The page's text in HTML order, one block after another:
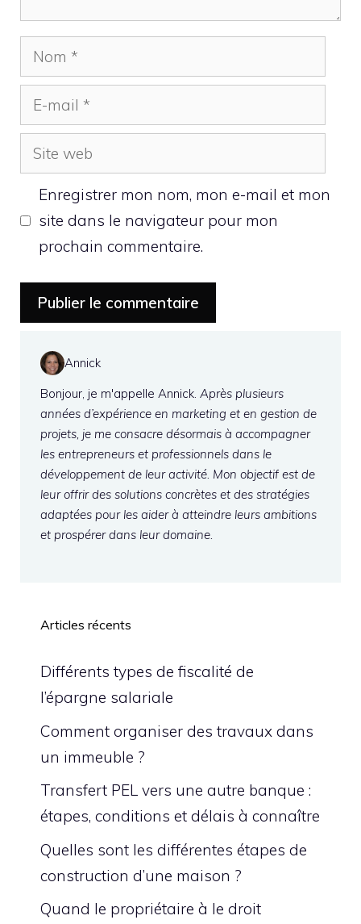
Nom
mail
Site
web
Enregistrer mon nom, mon e-mail et mon
site dans le navigateur pour mon
prochain commentaire.
Annick
Bonjour, je m'appelle Annick. Après plusieurs
années d’expérience en marketing et en gestion de
projets, je me consacre désormais à accompagner
les entrepreneurs et professionnels dans le
développement de leur activité. Mon objectif est de
leur offrir des solutions concrètes et des stratégies
adaptées pour les aider à atteindre leurs ambitions
et prospérer dans leur domaine.
Articles récents
Différents types de fiscalité de
l’épargne salariale
Comment organiser des travaux dans
un immeuble ?
Transfert PEL vers une autre banque :
étapes, conditions et délais à connaître
Quelles sont les différentes étapes de
construction d’une maison ?
Quand le propriétaire à le droit